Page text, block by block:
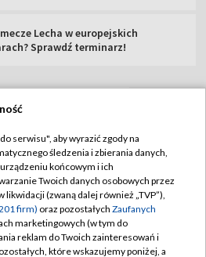
Lecha w europejskich
Sprawdź terminarz!
TVP
Sklep TVP
Reklamy
Handlowa
TVP
prywatności
Moje zgody
Biuro reklamy
serwisu", aby wyrazić zgody na
śledzenia i zbierania danych,
końcowym i ich
Twoich danych osobowych przez
likwidacji (zwaną dalej również „TVP”),
firm) oraz pozostałych Zaufanych
marketingowych (w tym do
reklam do Twoich zainteresowań i
które wskazujemy poniżej, a